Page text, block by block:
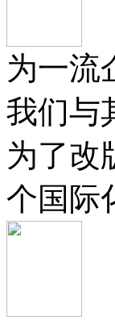
为一流
我们与
为了改
个国